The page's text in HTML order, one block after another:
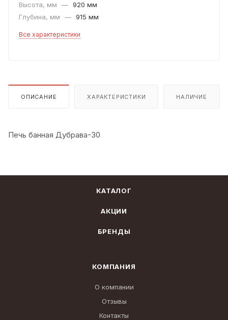
Высота, мм
— 920 мм
Глубина, мм
— 915 мм
Все характеристики
ОПИСАНИЕ ХАРАКТЕРИСТИКИ НАЛИЧИЕ
Печь банная Дубрава-30
КАТАЛОГ
АКЦИИ
БРЕНДЫ
КОМПАНИЯ
О компании
Отзывы
Контакты